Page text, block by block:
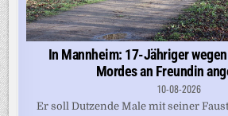
In Mannheim: 17-Jähriger
Mordes an Freundin
10-08-2026
Er soll Dutzende Male mit seiner